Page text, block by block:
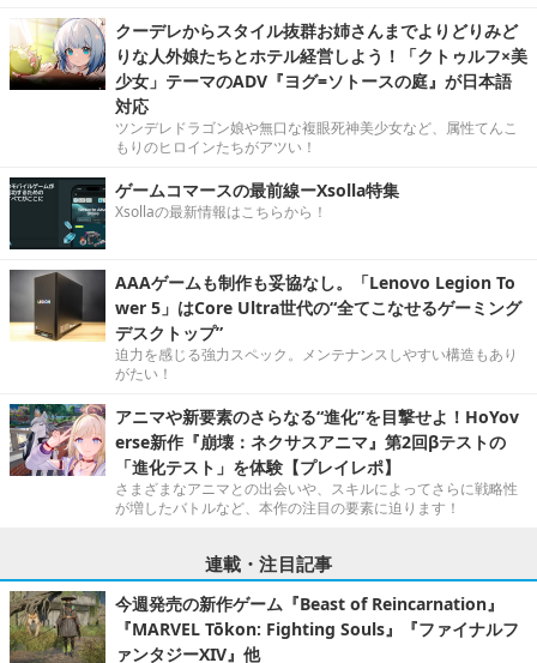
クーデレからスタイル抜群お姉さんまでよりどりみど
りな人外娘たちとホテル経営しよう！「クトゥルフ×美
少女」テーマのADV『ヨグ=ソトースの庭』が日本語
対応
ツンデレドラゴン娘や無口な複眼死神美少女など、属性てんこ
もりのヒロインたちがアツい！
ゲームコマースの最前線ーXsolla特集
Xsollaの最新情報はこちらから！
AAAゲームも制作も妥協なし。「Lenovo Legion To
wer 5」はCore Ultra世代の“全てこなせるゲーミング
デスクトップ”
迫力を感じる強力スペック。メンテナンスしやすい構造もあり
がたい！
アニマや新要素のさらなる“進化”を目撃せよ！HoYov
erse新作『崩壊：ネクサスアニマ』第2回βテストの
「進化テスト」を体験【プレイレポ】
さまざまなアニマとの出会いや、スキルによってさらに戦略性
が増したバトルなど、本作の注目の要素に迫ります！
連載・注目記事
今週発売の新作ゲーム『Beast of Reincarnation』
『MARVEL Tōkon: Fighting Souls』『ファイナルフ
ァンタジーXIV』他